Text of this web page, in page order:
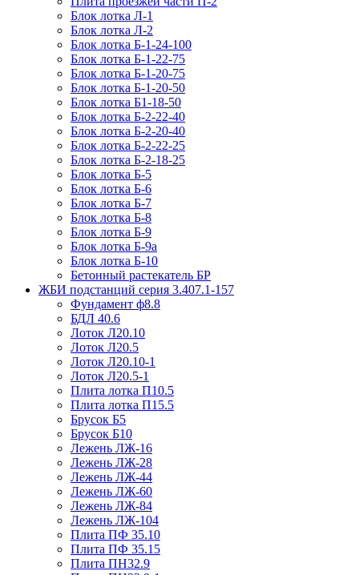
Блок лотка Л-1
Блок лотка Л-2
Блок лотка Б-1-24-100
Блок лотка Б-1-22-75
Блок лотка Б-1-20-75
Блок лотка Б-1-20-50
Блок лотка Б1-18-50
Блок лотка Б-2-22-40
Блок лотка Б-2-20-40
Блок лотка Б-2-22-25
Блок лотка Б-2-18-25
Блок лотка Б-5
Блок лотка Б-6
Блок лотка Б-7
Блок лотка Б-8
Блок лотка Б-9
Блок лотка Б-9а
Блок лотка Б-10
Бетонный растекатель БР
ЖБИ подстанций серия 3.407.1-157
Фундамент ф8.8
БДЛ 40.6
Лоток Л20.10
Лоток Л20.5
Лоток Л20.10-1
Лоток Л20.5-1
Плита лотка П10.5
Плита лотка П15.5
Брусок Б5
Брусок Б10
Лежень ЛЖ-16
Лежень ЛЖ-28
Лежень ЛЖ-44
Лежень ЛЖ-60
Лежень ЛЖ-84
Лежень ЛЖ-104
Плита ПФ 35.10
Плита ПФ 35.15
Плита ПН32.9